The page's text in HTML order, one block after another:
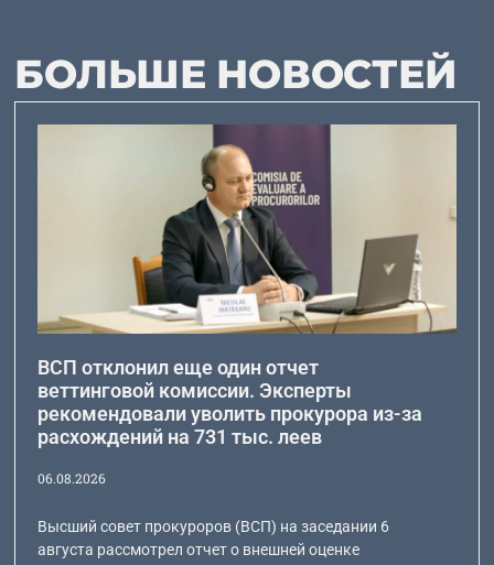
БОЛЬШЕ НОВОСТЕЙ
ВСП отклонил еще один отчет
веттинговой комиссии. Эксперты
рекомендовали уволить прокурора из-за
расхождений на 731 тыс. леев
06.08.2026
Высший совет прокуроров (ВСП) на заседании 6
августа рассмотрел отчет о внешней оценке